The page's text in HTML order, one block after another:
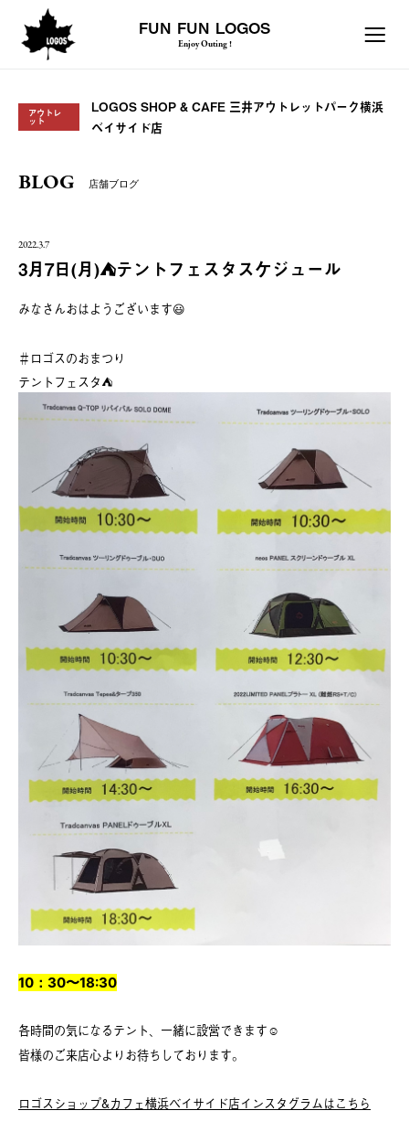
FUN FUN LOGOS
Enjoy Outing !
アウトレ
ット
LOGOS SHOP & CAFE 三井アウトレットパーク横浜
ベイサイド店
BLOG 店舗ブログ
2022.3.7
3月7日(月)⛺️テントフェスタスケジュール
みなさんおはようございます😃
＃ロゴスのおまつり
テントフェスタ⛺️
10：30〜18:30
各時間の気になるテント、一緒に設営できます☺️
皆様のご来店心よりお待ちしております。
ロゴスショップ&カフェ横浜ベイサイド店インスタグラムはこちら